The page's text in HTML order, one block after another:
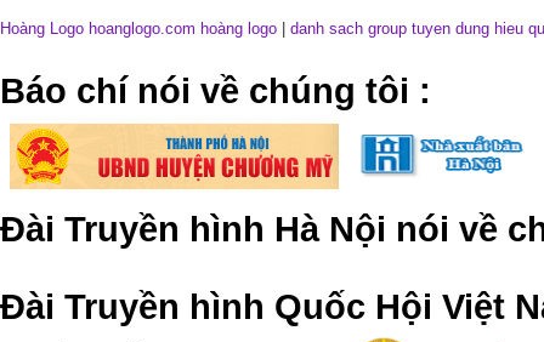
Hoàng Logo hoanglogo.com hoàng logo danh sach group tuyen dung hieu
​Báo chí nói về chúng tôi :
Đài Truyền hình Hà Nội nói về
Đài Truyền hình Quốc Hội Việt